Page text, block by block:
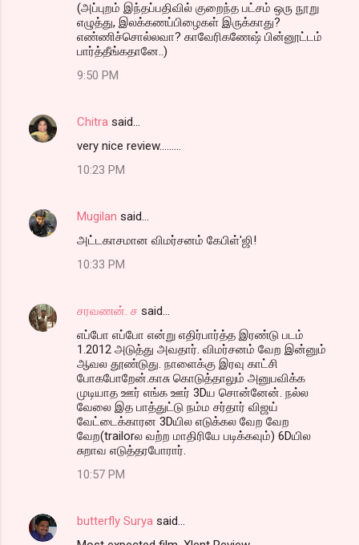
(அப்புறம் இந்தப்பதிவில் குறைந்த பட்சம் ஒரு நூறு
எழுத்து, இலக்கணப்பிழைகள் இருக்காது?
எண்ணிச்சொல்லவா? காவேரிகணேஷ் பின்னூட்டம்
பார்த்தீங்கதானே..)
9:50 PM
Chitra said…
very nice review.........
10:23 PM
Mugilan said…
அட்டகாசமான விமர்சனம் கேபிள்'ஜி!
10:33 PM
சரவணன். ச said…
எப்போ எப்போ என்று எதிர்பார்த்த இரண்டு படம்
1.2012 அடுத்து அவதார். விமர்சனம் வேற இன்னும்
ஆவல தூண்டுது. நாளைக்கு இரவு காட்சி
போகபோறேன்.காசு கொடுத்தாலும் அனுபவிக்க
முடியாத ஊர் எங்க ஊர் 3Dய சொன்னேன். நல்ல
வேலை இத பாத்துட்டு நம்ம சர்தார் விஜய்
வேட்டைக்காரன 3Dயில எடுக்கல வேற வேற
வேற(trailorல வற்ற மாதிரியே படிக்கவும்) 6Dயில
சுறாவ எடுத்தரபோரார்.
10:57 PM
butterfly Surya said…